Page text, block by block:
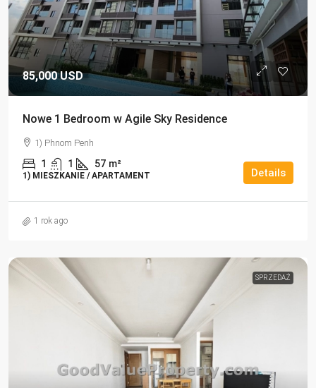
85,000 USD
Nowe 1 Bedroom w Agile Sky Residence
1) Phnom Penh
1 1 57 m²
1) MIESZKANIE / APARTAMENT Details
1 rok ago
SPRZEDAŻ